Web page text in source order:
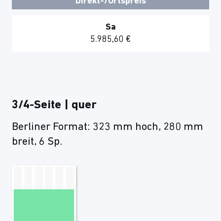
Sa
5.985,60 €
3/4-Seite | quer
Berliner Format: 323 mm hoch, 280 mm
breit, 6 Sp.